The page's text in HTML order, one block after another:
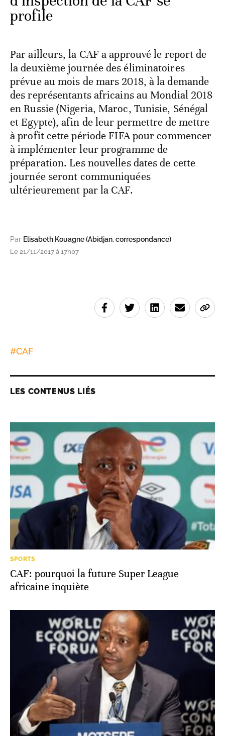
profile
Par ailleurs, la CAF a approuvé le report de
la deuxième journée des éliminatoires
prévue au mois de mars 2018, à la demande
des représentants africains au Mondial 2018
en Russie (Nigeria, Maroc, Tunisie, Sénégal
et Egypte), afin de leur permettre de mettre
à profit cette période FIFA pour commencer
à implémenter leur programme de
préparation. Les nouvelles dates de cette
journée seront communiquées
ultérieurement par la CAF.
Par Elisabeth Kouagne (Abidjan, correspondance)
Le 21/11/2017 à 17h07
#CAF
LES CONTENUS LIÉS
SPORTS
CAF: pourquoi la future Super League
africaine inquiète